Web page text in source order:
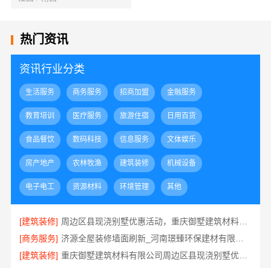
热门资讯
资讯行业分类
生活服务 商务服务 招商加盟 金融服务
教育培训 医疗服务 旅游住宿 日用百货
食品餐饮 数码科技 信息服务 文体娱乐
房产地产 农林牧渔 建筑装修 机械设备
电子电工 资源材料 环境管理 其他
[建筑装修]
周边区县现浇别墅优惠活动，重庆御墅建筑材料有限公司环保之选
[商务服务]
[建筑装修]
重庆御墅建筑材料有限公司周边区县现浇别墅优惠环保